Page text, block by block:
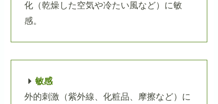
化（乾燥した空気や冷たい風など）に敏
感。
敏感
外的刺激（紫外線、化粧品、摩擦など）に